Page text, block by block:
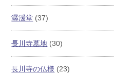
潺湲堂 (37)
長川寺墓地 (30)
長川寺の仏様 (23)